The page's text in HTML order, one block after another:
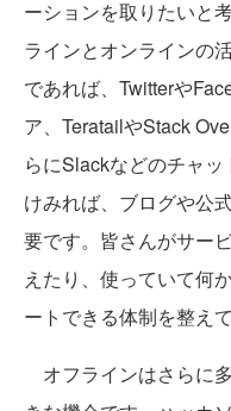
ーションを取りたいと
ラインとオンラインの
であれば、Twitterや
ア、TeratailやStack
らにSlackなどのチャ
けみれば、ブログや公
要です。皆さんがサー
えたり、使っていて何
ートできる体制を整えて
オフラインはさらに